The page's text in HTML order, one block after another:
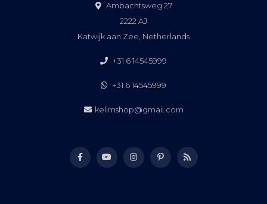
Ambachtsweg 27
2222 AJ
Katwijk aan Zee, Netherlands
+31 6 14545999
+31 6 14545999
kelimshop@gmail.com